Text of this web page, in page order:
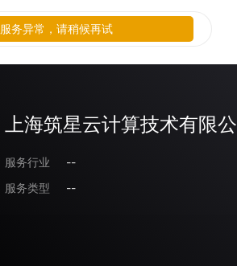
上海筑星云计算技术有限
服务行业
--
服务类型
--
服务异常，请稍候再试